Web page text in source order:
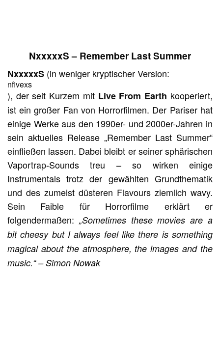
NxxxxxS – Remember Last Summer
NxxxxxS (in weniger kryptischer Version:
nfivexs
), der seit Kurzem mit Live From Earth kooperiert,
ist ein großer Fan von Horrorfilmen. Der Pariser hat
einige Werke aus den 1990er- und 2000er-Jahren in
sein aktuelles Release „Remember Last Summer“
einfließen lassen. Dabei bleibt er seiner sphärischen
Vaportrap-Sounds treu – so wirken einige
Instrumentals trotz der gewählten Grundthematik
und des zumeist düsteren Flavours ziemlich wavy.
Sein Faible für Horrorfilme erklärt er
folgendermaßen: „Sometimes these movies are a
bit cheesy but I always feel like there is something
magical about the atmosphere, the images and the
music.“ – Simon Nowak